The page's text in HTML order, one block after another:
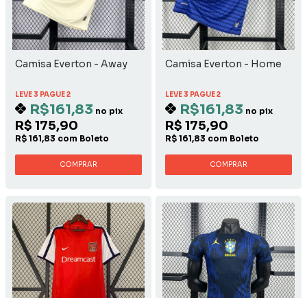
Camisa Everton - Away
LEVE 3 PAGUE 2
R$161,83 no pix
R$ 175,90
R$ 161,83 com Boleto
COMPRAR
Camisa Everton - Home
LEVE 3 PAGUE 2
R$161,83 no pix
R$ 175,90
R$ 161,83 com Boleto
COMPRAR